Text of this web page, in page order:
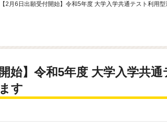
【2月6日出願受付開始】令和5年度 大学入学共通テスト利用
始】令和5年度 大学入学共
す